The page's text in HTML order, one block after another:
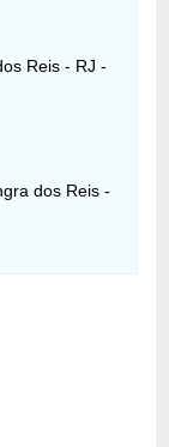
Reis - RJ -
dos Reis -